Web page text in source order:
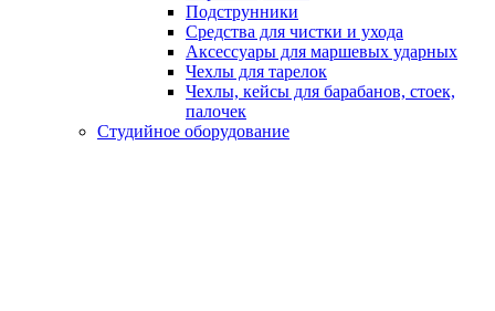
Подструнники
Средства для чистки и ухода
Аксессуары для маршевых ударных
Чехлы для тарелок
Чехлы, кейсы для барабанов, стоек,
палочек
Студийное оборудование